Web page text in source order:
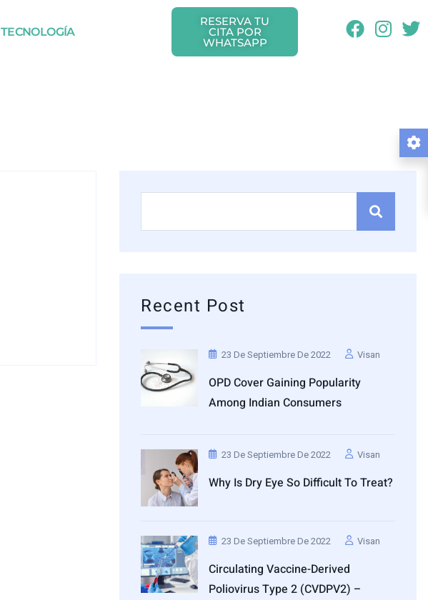
TECNOLOGÍA
RESERVA TU
CITA POR
WHATSAPP
Recent Post
23 De Septiembre De 2022 Visan
OPD Cover Gaining Popularity
Among Indian Consumers
23 De Septiembre De 2022 Visan
Why Is Dry Eye So Difficult To Treat?
23 De Septiembre De 2022 Visan
Circulating Vaccine-Derived
Poliovirus Type 2 (cVDPV2) –